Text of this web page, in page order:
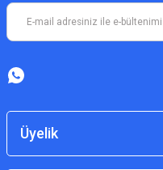
Üyelik